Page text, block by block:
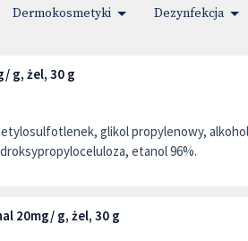
Dermokosmetyki Dezynfekcja
g, żel, 30 g
glikol propylenowy,
etanol 96%.
20mg/ g, żel, 30 g